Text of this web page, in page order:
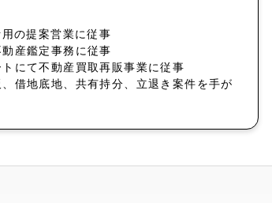
の提案営業に従事
産鑑定事務に従事
にて不動産買取再販事業に従事
借地底地、共有持分、立退き案件を手が